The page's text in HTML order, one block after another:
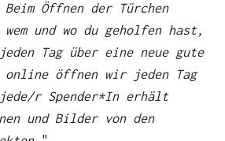
Öffnen der Türchen
und wo du geholfen hast,
Tag über eine neue gute
online öffnen wir jeden Tag
r Spender*In erhält
und Bilder von den